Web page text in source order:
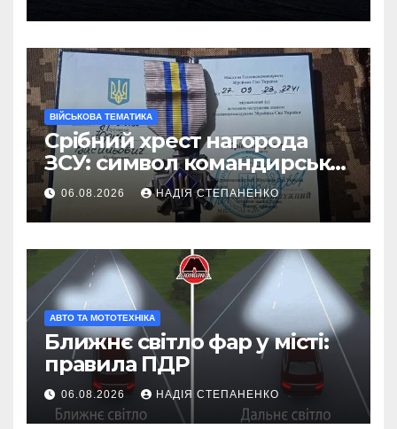
ВІЙСЬКОВА ТЕМАТИКА
Срібний хрест нагорода
ЗСУ: символ командирської
майстерності
06.08.2026 НАДІЯ СТЕПАНЕНКО
АВТО ТА МОТОТЕХНІКА
Ближнє світло фар у місті:
правила ПДР
06.08.2026 НАДІЯ СТЕПАНЕНКО